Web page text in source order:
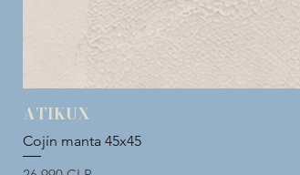
ATIKUX
Cojín manta 45x45